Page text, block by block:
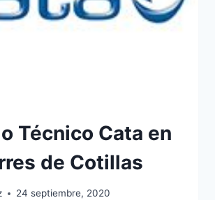
Técnico Cata en
de Cotillas
24 septiembre, 2020